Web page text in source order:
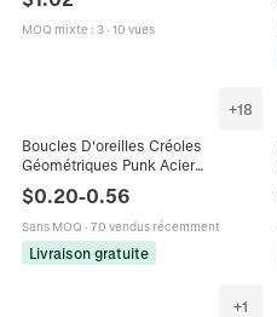
Alliage Plaqué Or Bijoux en Verre
Facetté
MOQ mixte: 3· 10 vues
+18
Boucles D'oreilles Créoles
Géométriques Punk Acier
Inoxydable Clips D'oreilles Non
Percés Hommes Femmes Triangle
Carré Cœur Hexagone Étoile
$0.20-0.56
Sans MOQ · 70 vendus récemment
Livraison gratuite
+1